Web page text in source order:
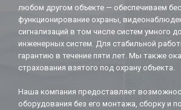
любом другом объекте — обеспечиваем
функционирование охраны,
сигнализаций в том числе систем умного
инженерных систем. Для стабильной
гарантию в течение пяти лет. Мы также
страхования взятого под охрану объекта.
Наша компания предоставляет
оборудования без его монтажа, сборку и